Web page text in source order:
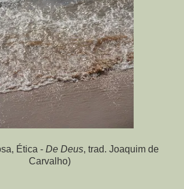
Ética - De Deus, trad. Joaquim de
Carvalho)